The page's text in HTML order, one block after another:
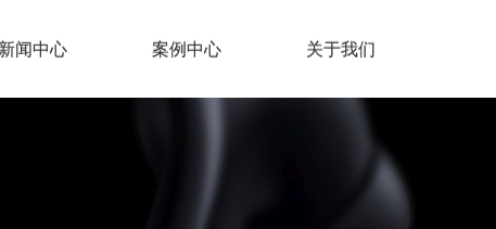
闻中心 案例中心 关于我们